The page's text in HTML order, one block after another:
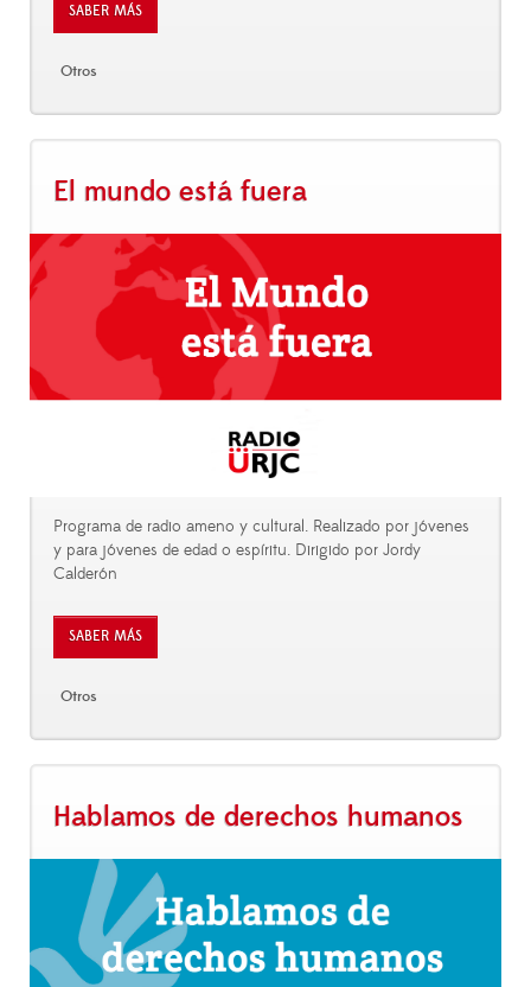
SABER MÁS
Otros
El mundo está fuera
Programa de radio ameno y cultural. Realizado por jóvenes
y para jóvenes de edad o espíritu. Dirigido por Jordy
Calderón
SABER MÁS
Otros
Hablamos de derechos humanos